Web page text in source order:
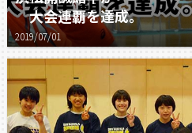
大会連覇を達成。
2019/07/01